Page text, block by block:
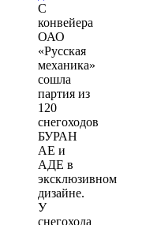
С
конвейера
ОАО
«Русская
механика»
сошла
партия из
120
снегоходов
БУРАН
АЕ и
АДЕ в
эксклюзивном
дизайне.
У
снегохода